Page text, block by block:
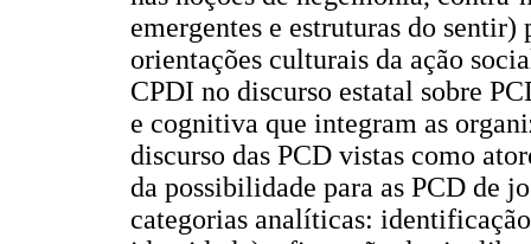
emergentes e estruturas do sentir)
orientações culturais da ação
CPDI no discurso estatal sobre
e cognitiva que integram as
discurso das PCD vistas como
da possibilidade para as PCD de
categorias analíticas: